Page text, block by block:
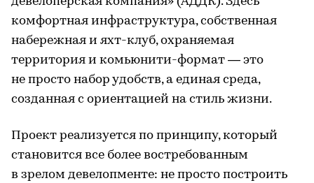
комфортная инфраструктура, собственная
набережная и яхт-клуб, охраняемая
территория и комьюнити-формат — это
не просто набор удобств, а единая среда,
созданная с ориентацией на стиль жизни.
Проект реализуется по принципу, который
становится все более востребованным
в зрелом девелопменте: не просто построить